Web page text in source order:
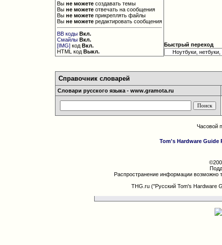
Выне можете создавать темы
Выне можете отвечать на сообщения
Выне можете прикреплять файлы
Выне можете редактировать сообщения
BB коды Вкл.
Смайлы Вкл.
[IMG] кодВкл.
HTML кодВыкл.
Быстрый переход
Справочник словарей
Словари русского языка - www.gramota.ru
Часовой
Tom's Hardware Guide
Распространение информации возможно
THG.ru ("Русский Tom's Hardware